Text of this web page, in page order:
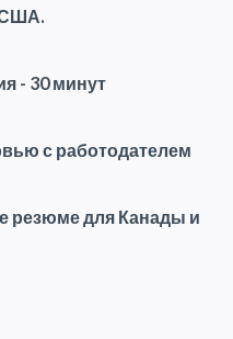
США.
- 30 минут
с работодателем
резюме для Канады и